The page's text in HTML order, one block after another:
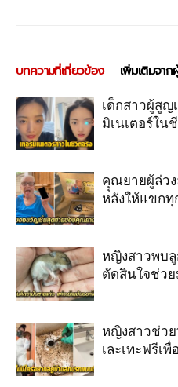
บทความที่เกี่ยวข้อง เพิ่มเติมจาก
เด็กสาวผู้สูญ
มิเนเตอร์ใน
คุุณยายผู้ล่วง
หลังให้แขก
หญิงสาวพบ
ตัดสินใจช่วย
หญิงสาวช่ว
เละเทะฟรีเ